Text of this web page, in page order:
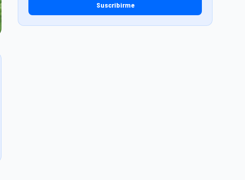
Suscribirme